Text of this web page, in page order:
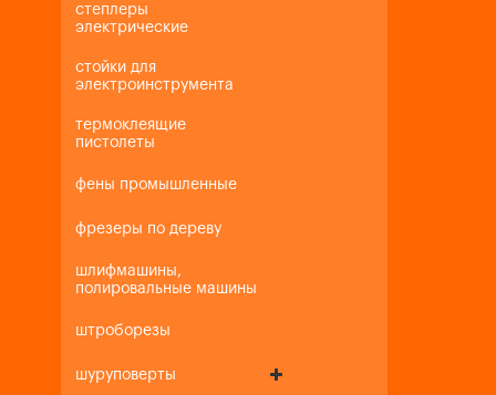
степлеры
электрические
стойки для
электроинструмента
термоклеящие
пистолеты
фены промышленные
фрезеры по дереву
шлифмашины,
полировальные машины
штроборезы
шуруповерты